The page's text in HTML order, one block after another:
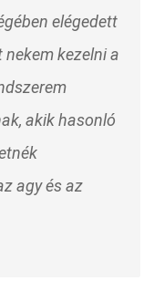
elégedett
kezelni a
akik hasonló
agy és az